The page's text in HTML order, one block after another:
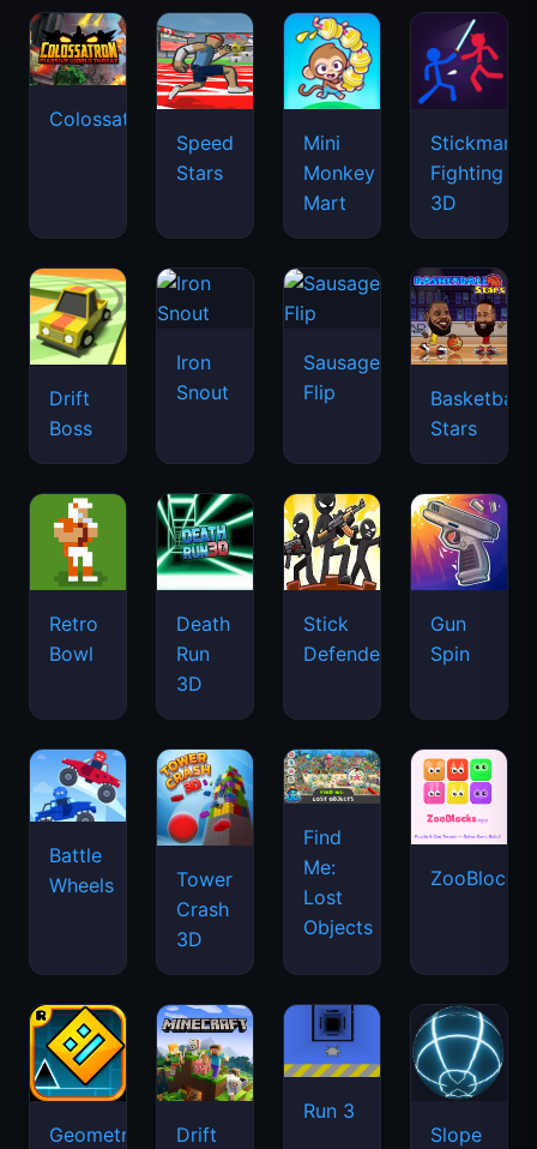
Colossatron
Speed
Stars
Mini
Monkey
Mart
Stickman
Fighting
3D
Drift
Boss
Iron
Snout
Sausage
Flip
Basketball
Stars
Retro
Bowl
Death
Run
3D
Stick
Defenders
Gun
Spin
Battle
Wheels
Tower
Crash
3D
Find
Me:
Lost
Objects
ZooBlocks
Geometry
Drift
Run 3
Slope